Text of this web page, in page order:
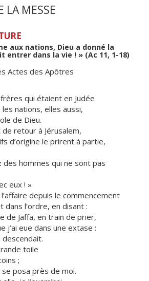
LA MESSE
aux nations, Dieu a donné la
entrer dans la vie ! » (Ac 11, 1-18)
Actes des Apôtres
qui étaient en Judée
nations, elles aussi,
de Dieu.
retour à Jérusalem,
d’origine le prirent à partie,
des hommes qui ne sont pas
eux ! »
depuis le commencement
l’ordre, en disant :
de Jaffa, en train de prier,
j’ai eue dans une extase :
descendait.
toile
;
posa près de moi.